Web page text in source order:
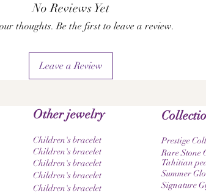
No Reviews Yet
thoughts. Be the first to leave a review.
Leave a Review
Prestige
Rare Stone
Summer
Tahitian
Signature
Other jewelry
Children's bracelet
Children's bracelet
Children's bracelet
Children's bracelet
Children's bracelet